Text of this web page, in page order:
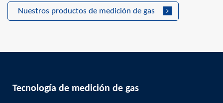
Nuestros productos de medición de gas
Tecnología de medición de gas